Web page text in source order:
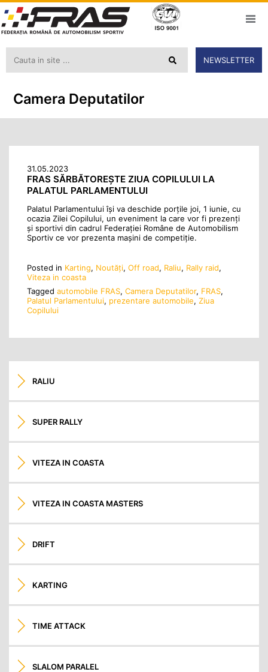
NEWSLETTER
Camera Deputatilor
31.05.2023
FRAS SĂRBĂTOREȘTE ZIUA COPILULUI LA
PALATUL PARLAMENTULUI
Palatul Parlamentului îşi va deschide porţile joi, 1 iunie, cu
ocazia Zilei Copilului, un eveniment la care vor fi prezenți
și sportivi din cadrul Federației Române de Automobilism
Sportiv ce vor prezenta mașini de competiție.
Posted in Karting, Noutăţi, Off road, Raliu, Rally raid,
Viteza in coasta
Tagged automobile FRAS, Camera Deputatilor, FRAS,
Palatul Parlamentului, prezentare automobile, Ziua
Copilului
RALIU
SUPER RALLY
VITEZA IN COASTA
VITEZA IN COASTA MASTERS
DRIFT
KARTING
TIME ATTACK
SLALOM PARALEL